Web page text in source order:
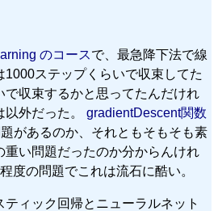
のコースで、最急降下法で線
ステップくらいで収束してた
で収束するかと思ってたんだけれ
以外だった。 gradientDescent関数
があるのか、それともそもそも素
重い問題だったのか分からんけれ
度の問題でこれは流石に酷い。
ィック回帰とニューラルネット